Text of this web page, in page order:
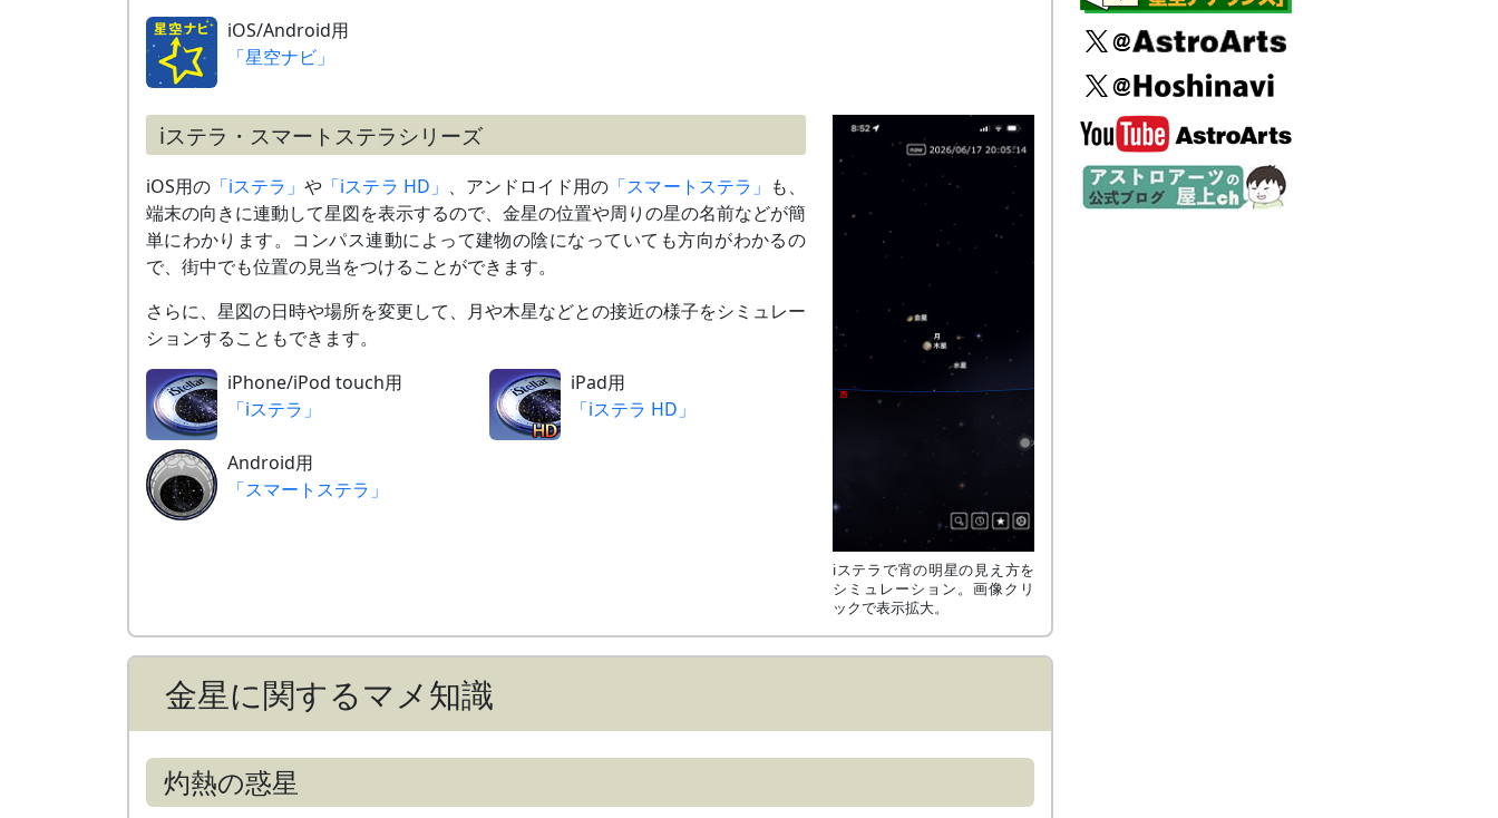
6月上旬
～中旬
ふたご座の1等星ポルックスと接近
（» 解説
6月上旬
～中旬
6月17日
細い月（月齢2）と並ぶ
（ » 解説
6月18日 細い月（月齢3）とやや離れて並ぶ
夕方～宵
北アメリカなどで金星食（日本時間5時ごろ）
6月中旬
～下旬
かに座の散開星団M44プレセペ星団と大
接近
（» 解説）
夕方～宵
最接近6月20日ごろ
～中旬
（» 解説）
最接近7月9日ごろ
7月17日
細い月（月齢3）と接近
iOS/Android用
「星空ナビ」
iステラ・スマートステラシリーズ
iOS用の「iステラ」や 「iステラ HD」 、アンドロイド用の 「スマートステラ」 も、
端末の向きに連動して星図を表示するので、金星の位置や周りの星の名前などが簡
単にわかります。コンパス連動によって建物の陰になっていても方向がわかるの
で、街中でも位置の見当をつけることができます。
さらに、星図の日時や場所を変更して、月や木星などとの接近の様子をシミュレー
ションすることもできます。
iPhone/iPod touch用
「iステラ」
iPad用
「iステラ HD」
Android用
「スマートステラ」
iステラで宵の明星の見え方を
シミュレーション。画像クリ
ックで表示拡大。
金星に関するマメ知識
灼熱の惑星